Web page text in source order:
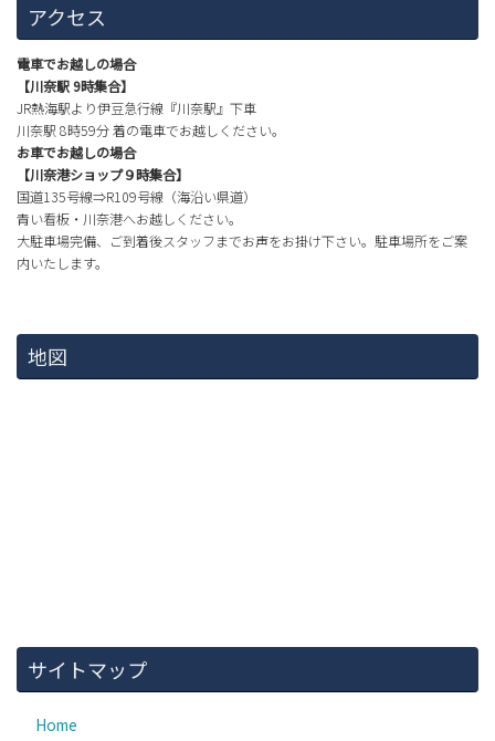
アクセス
電車でお越しの場合
【川奈駅 9時集合】
JR熱海駅より伊豆急行線『川奈駅』下車
川奈駅 8時59分 着の電車でお越しください。
お車でお越しの場合
【川奈港ショップ９時集合】
国道135号線⇒R109号線（海沿い県道）
青い看板・川奈港へお越しください。
大駐車場完備、ご到着後スタッフまでお声をお掛け下さい。駐車場所をご案
内いたします。
地図
サイトマップ
Home